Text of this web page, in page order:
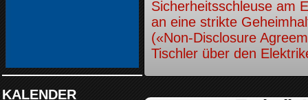
KALENDER
Sicherheitsschleuse am
an eine strikte
(«Non-Disclosure
Tischler über den